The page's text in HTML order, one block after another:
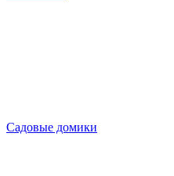
Садовые домики